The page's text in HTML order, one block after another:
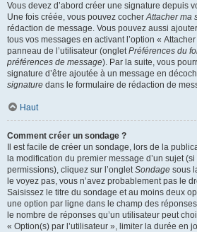
Vous devez d’abord créer une signature depuis
Une fois créée, vous pouvez cocherAttacher ma
rédaction de message. Vous pouvez aussi
tous vos messages en activant l’option «
panneau de l’utilisateur (ongletPréférences du
préférences de message). Par la suite, vous
signature d’être ajoutée à un message en
signature dans le formulaire de rédaction de
Haut
Comment créer un sondage ?
Il est facile de créer un sondage, lors de la
la modification du premier message d’un sujet
permissions), cliquez sur l’ongletSondage sous
le voyez pas, vous n’avez probablement pas le
Saisissez le titre du sondage et au moins deux
une option par ligne dans le champ des
le nombre de réponses qu’un utilisateur peut
« Option(s) par l’utilisateur », limiter la durée en